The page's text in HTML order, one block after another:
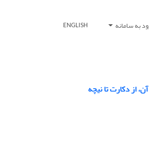
به سامانه ENGLISH
از دکارت تا نیچه